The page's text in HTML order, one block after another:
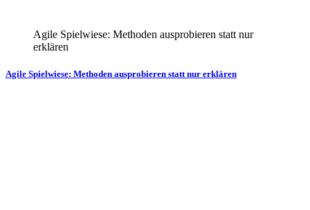
Agile Spielwiese: Methoden ausprobieren statt nur
erklären
Agile Spielwiese: Methoden ausprobieren statt nur erklären